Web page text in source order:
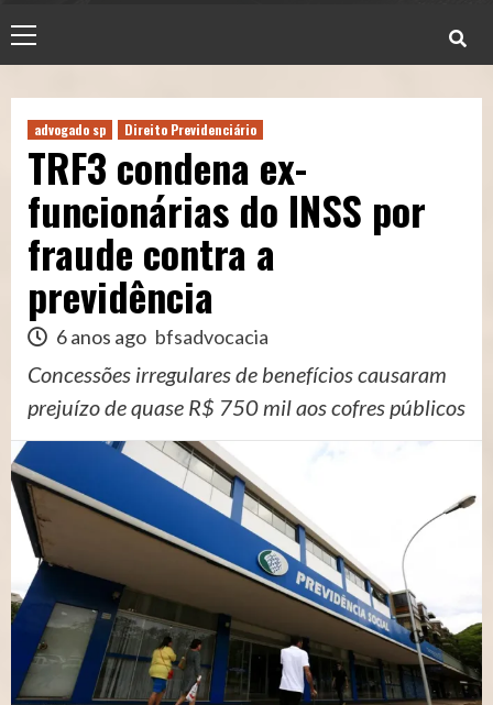
Menu
advogado sp Direito Previdenciário
TRF3 condena ex-
funcionárias do INSS por
fraude contra a
previdência
6 anos ago bfsadvocacia
Concessões irregulares de benefícios causaram
prejuízo de quase R$ 750 mil aos cofres públicos